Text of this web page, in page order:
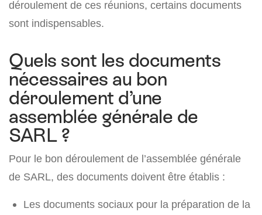
déroulement de ces réunions, certains documents
sont indispensables.
Quels sont les documents
nécessaires au bon
déroulement d’une
assemblée générale de
SARL ?
Pour le bon déroulement de l’assemblée générale
de SARL, des documents doivent être établis :
Les documents sociaux pour la préparation de la